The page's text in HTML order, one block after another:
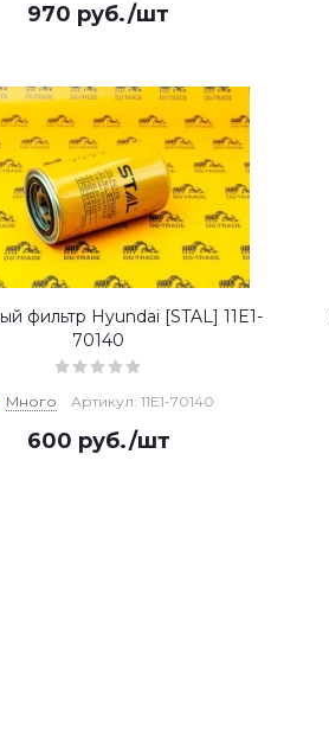
970 руб./шт
фильтр Hyundai [STAL] 11E1-
70140
Много Артикул: 11E1-70140
600 руб./шт